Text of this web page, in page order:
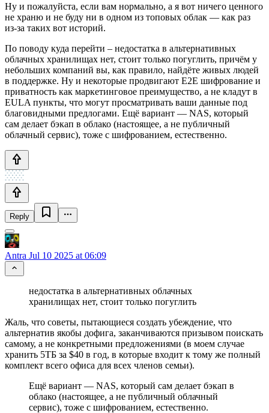
Ну и пожалуйста, если вам нормально, а я вот ничего ценного
не храню и не буду ни в одном из топовых облак — как раз
из-за таких вот историй.
По поводу куда перейти – недостатка в альтернативных
облачных хранилищах нет, стоит только погуглить, причём у
небольших компаний вы, как правило, найдёте живых людей
в поддержке. Ну и некоторые продвигают E2E шифрование и
приватность как маркетинговое преимущество, а не кладут в
EULA пункты, что могут просматривать ваши данные под
благовидными предлогами. Ещё вариант — NAS, который
сам делает бэкап в облако (настоящее, а не публичный
облачный сервис), тоже с шифрованием, естественно.
Reply
Antra Jul 10 2025 at 06:09
недостатка в альтернативных облачных
хранилищах нет, стоит только погуглить
Жаль, что советы, пытающиеся создать убеждение, что
альтернатив якобы дофига, заканчиваются призывом поискать
самому, а не конкретными предложениями (в моем случае
хранить 5ТБ за $40 в год, в которые входит к тому же полный
комплект всего офиса для всех членов семьи).
Ещё вариант — NAS, который сам делает бэкап в
облако (настоящее, а не публичный облачный
сервис), тоже с шифрованием, естественно.